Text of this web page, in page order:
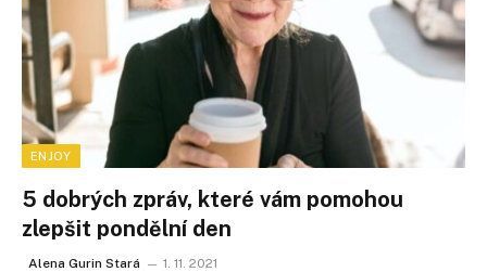
ENJOY
5 dobrých zpráv, které vám pomohou
zlepšit pondělní den
Alena Gurin Stará 1. 11. 2021